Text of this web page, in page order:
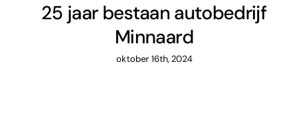
25 jaar bestaan autobedrijf
Minnaard
oktober 16th, 2024